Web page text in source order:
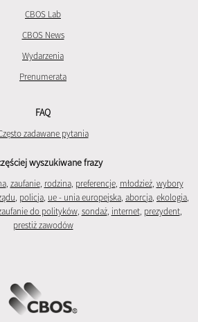
CBOS Lab
CBOS News
Wydarzenia
Prenumerata
FAQ
zadawane pytania
wyszukiwane frazy
, zaufanie, rodzina, preferencje, młodzież, wybory
, policja, ue - unia europejska, aborcja, ekologia,
do polityków, sondaż, internet, prezydent,
prestiż zawodów